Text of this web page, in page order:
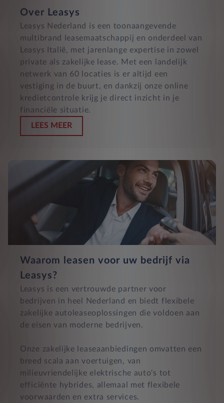
Over Leasys
Leasys Nederland is een toonaangevende
multibrand leasemaatschappij en onderdeel van
Leasys Italië, met jarenlange expertise in zowel
private als zakelijke lease. Met een landelijk
netwerk van 60 locaties is er altijd een
vestiging in de buurt, en dankzij onze online
kredietcontrole krijg je direct inzicht in je
financiële situatie.
LEES MEER
Waarom leasen voor uw bedrijf via
Leasys?
Leasys is een vertrouwde partner voor
bedrijven in heel Nederland en biedt flexibele
zakelijke autoleaseoplossingen die voldoen aan
de eisen van moderne bedrijven.
Onze zakelijke leaseaanbiedingen omvatten een
breed scala aan voertuigen, van
milieuvriendelijke elektrische auto's tot
efficiënte hybrides, allemaal met flexibele
voorwaarden en extra services.